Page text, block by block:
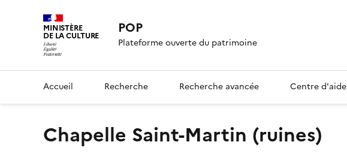
MINISTÈRE
DE LA CULTURE POP
Plateforme ouverte du patrimoine
Accueil Recherche Recherche avancée Centre d'aide
chapelle Saint-Martin (ruines)